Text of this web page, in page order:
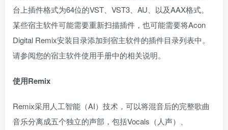
台上插件格式为64位的VST、VST3、AU、以及AAX格式。
某些宿主软件可能需要重新扫描插件，也可能需要将Acon
Digital Remix安装目录添加到宿主软件的插件目录列表中。
请参阅您的宿主软件使用手册中的相关说明。
使用Remix
Remix采用人工智能（AI）技术，可以将混音后的完整歌曲
音乐分离成五个独立的声部，包括Vocals（人声）、